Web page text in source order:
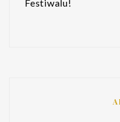
Festiwalu!